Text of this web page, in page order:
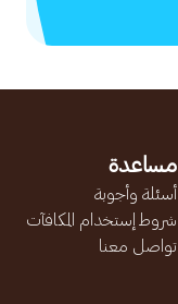
مساعدة
أسئلة وأجوبة
شروط إستخدام المكافآت
تواصل معنا